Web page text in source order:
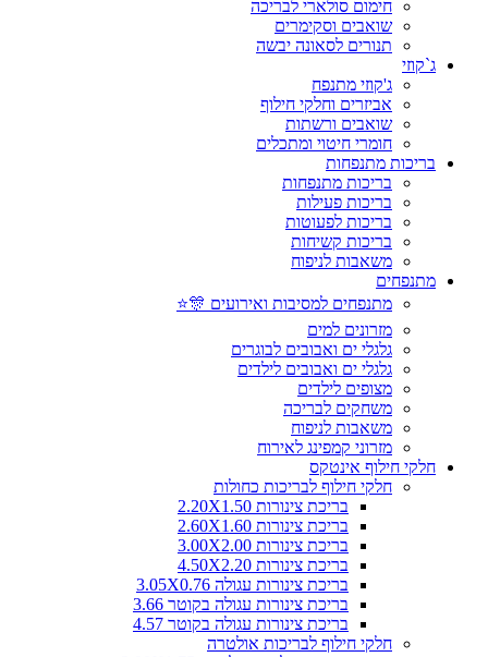
חימום סולארי לבריכה
שואבים וסקימרים
תנורים לסאונה יבשה
ג`קוזי
ג'קוזי מתנפח
אביזרים וחלקי חילוף
שואבים ורשתות
חומרי חיטוי ומתכלים
בריכות מתנפחות
בריכות מתנפחות
בריכות פעילות
בריכות לפעוטות
בריכות קשיחות
משאבות לניפוח
מתנפחים
מתנפחים למסיבות ואירועים 🎊⭐
מזרונים למים
גלגלי ים ואבובים לבוגרים
גלגלי ים ואבובים לילדים
מצופים לילדים
משחקים לבריכה
משאבות לניפוח
מזרוני קמפינג לאירוח
חלקי חילוף אינטקס
חלקי חילוף לבריכות כחולות
בריכת צינורות 2.20X1.50
בריכת צינורות 2.60X1.60
בריכת צינורות 3.00X2.00
בריכת צינורות 4.50X2.20
בריכת צינורות עגולה 3.05X0.76
בריכת צינורות עגולה בקוטר 3.66
בריכת צינורות עגולה בקוטר 4.57
חלקי חילוף לבריכות אולטרה